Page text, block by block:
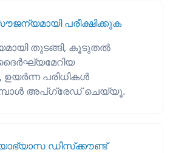
പരീക്ഷിക്കുക
തുടങ്ങി, കൂടുതൽ
പരിധികൾ
അപ്‌ഗ്രേഡ് ചെയ്യൂ.
ഡിസ്‌ക്കൗണ്ട്